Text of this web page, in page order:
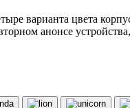
варианта цвета
анонсе